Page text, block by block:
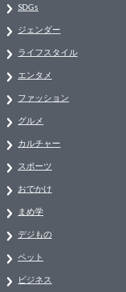
SDGs
ジェンダー
ライフスタイル
エンタメ
ファッション
グルメ
カルチャー
スポーツ
おでかけ
まめ学
デジもの
ペット
ビジネス